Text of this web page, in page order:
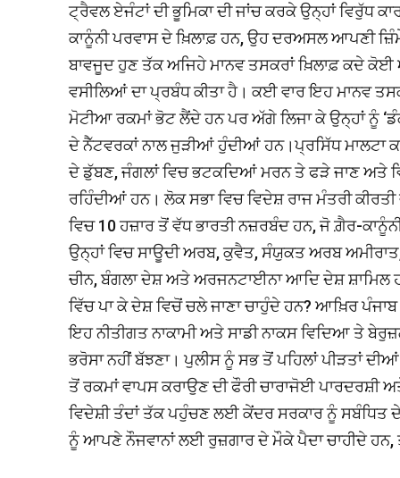
ਟ੍ਰੈਵਲ ਏਜੰਟਾਂ ਦੀ ਭੂਮਿਕਾ ਦੀ ਜਾਂਚ ਕਰਕੇ ਉਨ੍ਹਾਂ ਵਿਰੁੱਧ
ਕਾਨੂੰਨੀ ਪਰਵਾਸ ਦੇ ਖ਼ਿਲਾਫ਼ ਹਨ, ਉਹ ਦਰਅਸਲ ਆਪਣੀ
ਬਾਵਜੂਦ ਹੁਣ ਤੱਕ ਅਜਿਹੇ ਮਾਨਵ ਤਸਕਰਾਂ ਖ਼ਿਲਾਫ਼ ਕਦੇ
ਵਸੀਲਿਆਂ ਦਾ ਪ੍ਰਬੰਧ ਕੀਤਾ ਹੈ। ਕਈ ਵਾਰ ਇਹ ਮਾਨਵ
ਮੋਟੀਆ ਰਕਮਾਂ ਭੋਟ ਲੈਂਦੇ ਹਨ ਪਰ ਅੱਗੇ ਲਿਜਾ ਕੇ ਉਨ੍ਹਾਂ ਨੂੰ
ਦੇ ਨੈੱਟਵਰਕਾਂ ਨਾਲ ਜੁੜੀਆਂ ਹੁੰਦੀਆਂ ਹਨ।ਪ੍ਰਸਿੱਧ ਮਾਲਟਾ
ਦੇ ਡੁੱਬਣ, ਜੰਗਲਾਂ ਵਿਚ ਭਟਕਦਿਆਂ ਮਰਨ ਤੇ ਫੜੇ ਜਾਣ ਅਤੇ
ਰਹਿੰਦੀਆਂ ਹਨ। ਲੋਕ ਸਭਾ ਵਿਚ ਵਿਦੇਸ਼ ਰਾਜ ਮੰਤਰੀ
ਵਿਚ 10 ਹਜ਼ਾਰ ਤੋਂ ਵੱਧ ਭਾਰਤੀ ਨਜ਼ਰਬੰਦ ਹਨ, ਜੋ ਗ਼ੈਰ-
ਉਨ੍ਹਾਂ ਵਿਚ ਸਾਊਦੀ ਅਰਬ, ਕੁਵੈਤ, ਸੰਯੁਕਤ ਅਰਬ
ਚੀਨ, ਬੰਗਲਾ ਦੇਸ਼ ਅਤੇ ਅਰਜਨਟਾਈਨਾ ਆਦਿ ਦੇਸ਼ ਸ਼ਾਮਿਲ
ਵਿੱਚ ਪਾ ਕੇ ਦੇਸ਼ ਵਿਚੋਂ ਚਲੇ ਜਾਣਾ ਚਾਹੁੰਦੇ ਹਨ? ਆਖ਼ਿਰ
ਇਹ ਨੀਤੀਗਤ ਨਾਕਾਮੀ ਅਤੇ ਸਾਡੀ ਨਾਕਸ ਵਿਦਿਆ ਤੇ
ਭਰੋਸਾ ਨਹੀਂ ਬੱਝਣਾ। ਪੁਲੀਸ ਨੂੰ ਸਭ ਤੋਂ ਪਹਿਲਾਂ ਪੀੜਤਾਂ
ਤੋਂ ਰਕਮਾਂ ਵਾਪਸ ਕਰਾਉਣ ਦੀ ਫੌਰੀ ਚਾਰਾਜੋਈ ਪਾਰਦਰਸ਼ੀ
ਵਿਦੇਸ਼ੀ ਤੰਦਾਂ ਤੱਕ ਪਹੁੰਚਣ ਲਈ ਕੇਂਦਰ ਸਰਕਾਰ ਨੂੰ ਸਬੰਧਿਤ
ਨੂੰ ਆਪਣੇ ਨੌਜਵਾਨਾਂ ਲਈ ਰੁਜ਼ਗਾਰ ਦੇ ਮੌਕੇ ਪੈਦਾ ਚਾਹੀਦੇ ਹਨ,